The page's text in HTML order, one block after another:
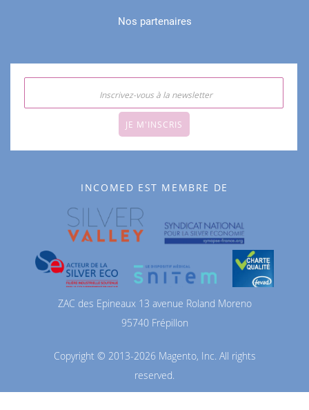
Nos partenaires
JE M'INSCRIS
INCOMED EST MEMBRE DE
ZAC des Epineaux 13 avenue Roland Moreno
95740 Frépillon
Copyright © 2013-2026 Magento, Inc. All rights
reserved.